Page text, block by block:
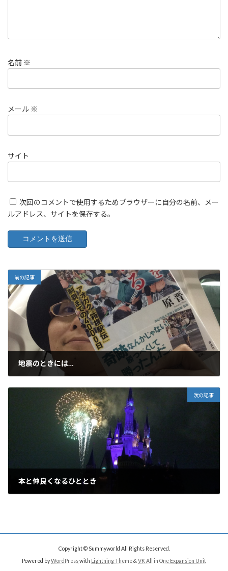
名前 ※
メール ※
サイト
次回のコメントで使用するためブラウザーに自分の名前、メー
ルアドレス、サイトを保存する。
前の記事
地震のときには…
次の記事
本と仲良くなるひととき
Copyright © Summyworld All Rights Reserved.
Powered byWordPresswith Lightning Theme& VK All in One Expansion Unit